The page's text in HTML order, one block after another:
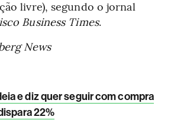
livre), segundo o jornal
Business Times.
News
e diz quer seguir com compra
22%